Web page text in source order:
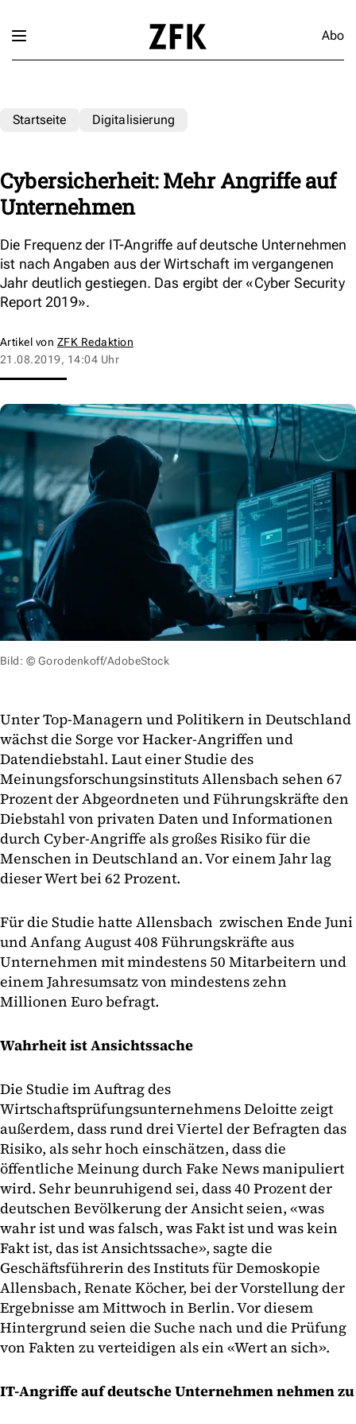
Abo
Startseite Digitalisierung
Cybersicherheit: Mehr Angriffe auf
Unternehmen
Die Frequenz der IT-Angriffe auf deutsche Unternehmen
ist nach Angaben aus der Wirtschaft im vergangenen
Jahr deutlich gestiegen. Das ergibt der «Cyber Security
Report 2019».
Artikel von ZFK Redaktion
21.08.2019, 14:04 Uhr
Bild: © Gorodenkoff/AdobeStock
Unter Top-Managern und Politikern in Deutschland
wächst die Sorge vor Hacker-Angriffen und
Datendiebstahl. Laut einer Studie des
Meinungsforschungsinstituts Allensbach sehen 67
Prozent der Abgeordneten und Führungskräfte den
Diebstahl von privaten Daten und Informationen
durch Cyber-Angriffe als großes Risiko für die
Menschen in Deutschland an. Vor einem Jahr lag
dieser Wert bei 62 Prozent.
Für die Studie hatte Allensbach zwischen Ende Juni
und Anfang August 408 Führungskräfte aus
Unternehmen mit mindestens 50 Mitarbeitern und
einem Jahresumsatz von mindestens zehn
Millionen Euro befragt.
Wahrheit ist Ansichtssache
Die Studie im Auftrag des
Wirtschaftsprüfungsunternehmens Deloitte zeigt
außerdem, dass rund drei Viertel der Befragten das
Risiko, als sehr hoch einschätzen, dass die
öffentliche Meinung durch Fake News manipuliert
wird. Sehr beunruhigend sei, dass 40 Prozent der
deutschen Bevölkerung der Ansicht seien, «was
wahr ist und was falsch, was Fakt ist und was kein
Fakt ist, das ist Ansichtssache», sagte die
Geschäftsführerin des Instituts für Demoskopie
Allensbach, Renate Köcher, bei der Vorstellung der
Ergebnisse am Mittwoch in Berlin. Vor diesem
Hintergrund seien die Suche nach und die Prüfung
von Fakten zu verteidigen als ein «Wert an sich».
IT-Angriffe auf deutsche Unternehmen nehmen zu